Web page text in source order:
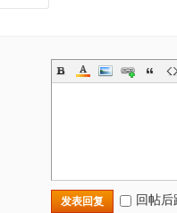
发表回复 回帖